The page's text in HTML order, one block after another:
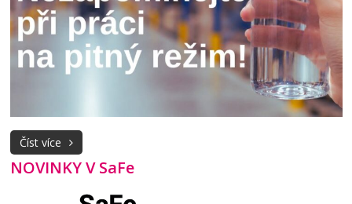
Číst více
NOVINKY V SaFe